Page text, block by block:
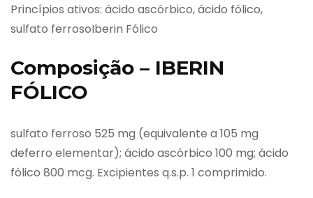
Princípios ativos: ácido ascórbico, ácido fólico,
sulfato ferrosoIberin Fólico
Composição – IBERIN
FÓLICO
sulfato ferroso 525 mg (equivalente a 105 mg
deferro elementar); ácido ascórbico 100 mg; ácido
fólico 800 mcg. Excipientes q.s.p. 1 comprimido.